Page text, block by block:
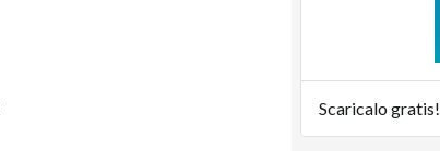
Scaricalo gratis!